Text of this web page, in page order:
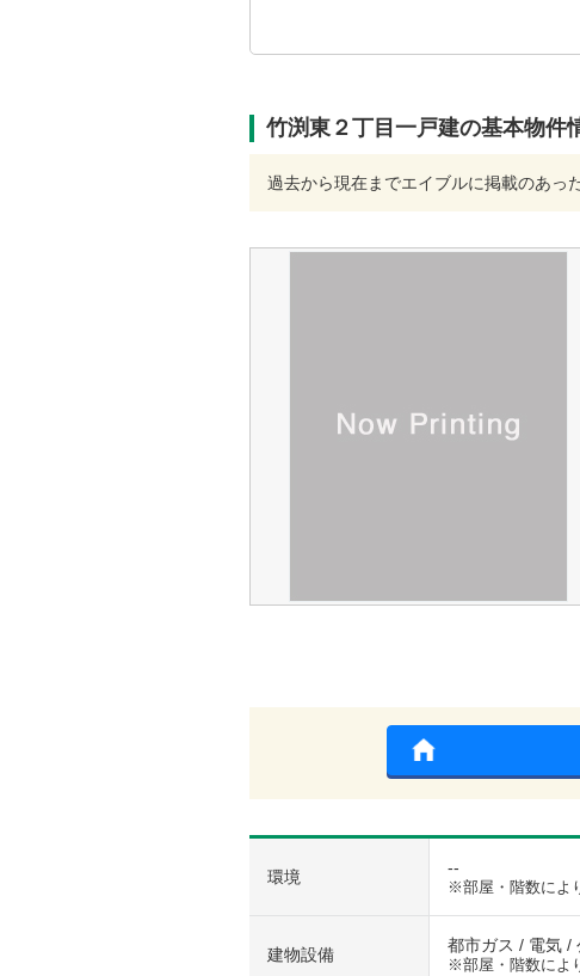
竹渕東２丁目一戸建の基本物件
過去から現在までエイブルに掲載のあっ
環境 --
※部屋・階数によ
建物設備 都市ガス / 電気 /
※部屋・階数によ